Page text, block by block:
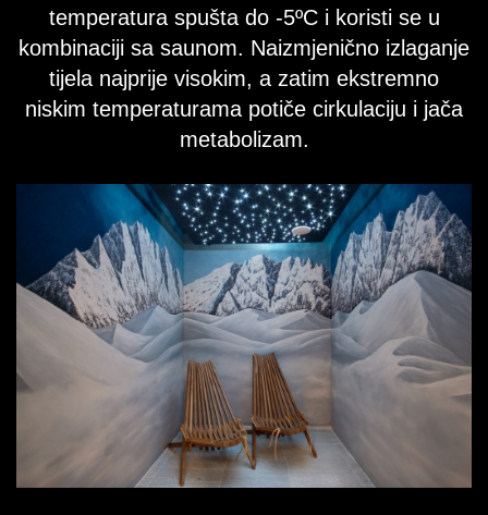
temperatura spušta do -5ºC i koristi se u
kombinaciji sa saunom. Naizmjenično izlaganje
tijela najprije visokim, a zatim ekstremno
niskim temperaturama potiče cirkulaciju i jača
metabolizam.